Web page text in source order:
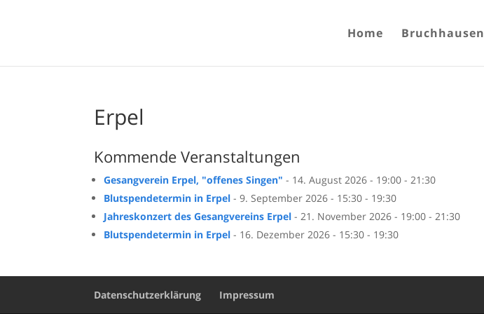
Home Bruchhausen
Erpel
Kommende Veranstaltungen
Gesangverein Erpel, "offenes Singen" - 14. August 2026 - 19:00 - 21:30
Blutspendetermin in Erpel - 9. September 2026 - 15:30 - 19:30
Jahreskonzert des Gesangvereins Erpel - 21. November 2026 - 19:00 - 21:30
Blutspendetermin in Erpel - 16. Dezember 2026 - 15:30 - 19:30
Datenschutzerklärung Impressum